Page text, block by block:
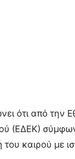
ότι από την
(ΕΔΕΚ)
καιρού με